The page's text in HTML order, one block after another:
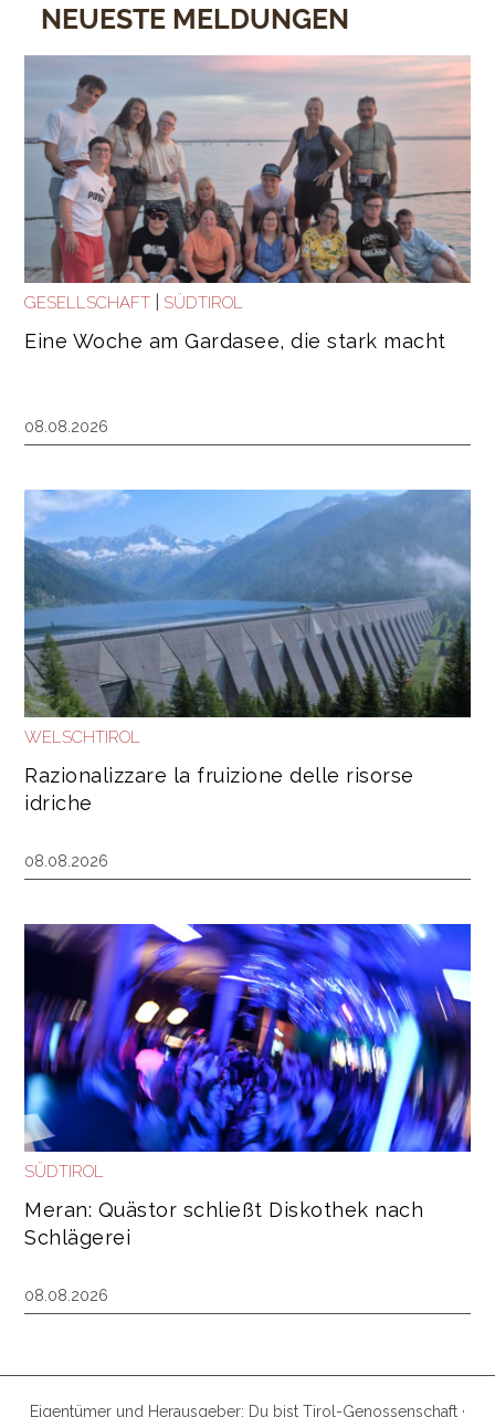
NEUESTE MELDUNGEN
GESELLSCHAFT | SÜDTIROL
Eine Woche am Gardasee, die stark macht
08.08.2026
WELSCHTIROL
Razionalizzare la fruizione delle risorse
idriche
08.08.2026
SÜDTIROL
Meran: Quästor schließt Diskothek nach
Schlägerei
08.08.2026
Eigentümer und Herausgeber: Du bist Tirol-Genossenschaft ·